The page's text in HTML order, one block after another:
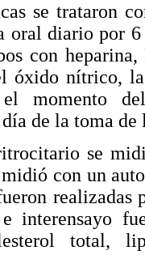
se trataron
oral diario por 6
con
óxido nítrico,
momento
de la toma de
se
con un
realizadas
interensayo
total,